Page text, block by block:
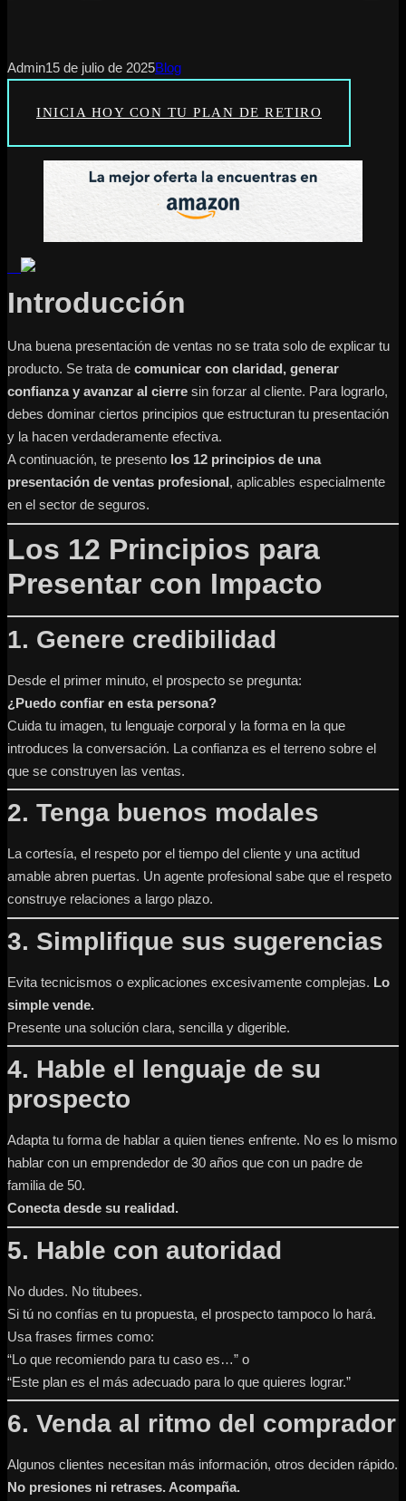
Admin15 de julio de 2025Blog
INICIA HOY CON TU PLAN DE RETIRO
Introducción
Una buena presentación de ventas no se trata solo de explicar tu
producto. Se trata de comunicar con claridad, generar
confianza y avanzar al cierre sin forzar al cliente. Para lograrlo,
debes dominar ciertos principios que estructuran tu presentación
y la hacen verdaderamente efectiva.
A continuación, te presento los 12 principios de una
presentación de ventas profesional , aplicables especialmente
en el sector de seguros.
Los 12 Principios para
Presentar con Impacto
1. Genere credibilidad
Desde el primer minuto, el prospecto se pregunta:
¿Puedo confiar en esta persona?
Cuida tu imagen, tu lenguaje corporal y la forma en la que
introduces la conversación. La confianza es el terreno sobre el
que se construyen las ventas.
2. Tenga buenos modales
La cortesía, el respeto por el tiempo del cliente y una actitud
amable abren puertas. Un agente profesional sabe que el respeto
construye relaciones a largo plazo.
3. Simplifique sus sugerencias
Evita tecnicismos o explicaciones excesivamente complejas. Lo
simple vende.
Presente una solución clara, sencilla y digerible.
4. Hable el lenguaje de su
prospecto
Adapta tu forma de hablar a quien tienes enfrente. No es lo mismo
hablar con un emprendedor de 30 años que con un padre de
familia de 50.
Conecta desde su realidad.
5. Hable con autoridad
No dudes. No titubees.
Si tú no confías en tu propuesta, el prospecto tampoco lo hará.
Usa frases firmes como:
“Lo que recomiendo para tu caso es…” o
“Este plan es el más adecuado para lo que quieres lograr.”
6. Venda al ritmo del comprador
Algunos clientes necesitan más información, otros deciden rápido.
No presiones ni retrases. Acompaña.